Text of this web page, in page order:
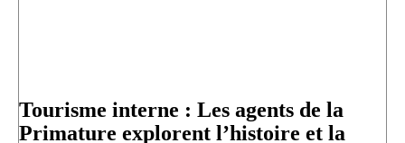
Tourisme interne : Les agents de la
Primature explorent l’histoire et la